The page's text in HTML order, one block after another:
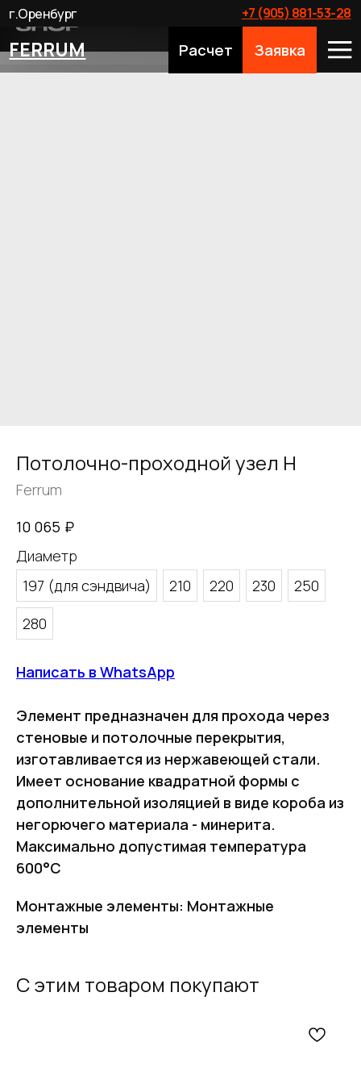
FERRUM Расчет Заявка
+7 (905) 881-53-28
г.Оренбург
Потолочно-проходной узел Н
Ferrum
10 065 ₽
Диаметр
197 (для сэндвича)
210 220 230
250
280
Написать в WhatsApp
Элемент предназначен для прохода через
стеновые и потолочные перекрытия,
изготавливается из нержавеющей стали.
Имеет основание квадратной формы с
дополнительной изоляцией в виде короба из
негорючего материала - минерита.
Максимально допустимая температура
600°С
Монтажные элементы: Монтажные
элементы
С этим товаром покупают